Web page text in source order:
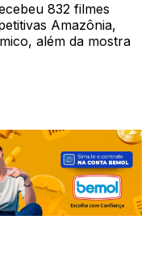
832 filmes
Amazônia,
além da mostra